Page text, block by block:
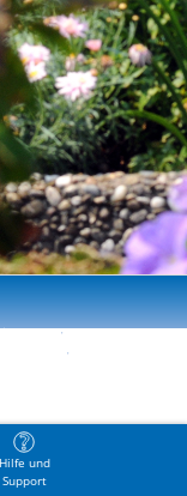
Hilfe und
Support